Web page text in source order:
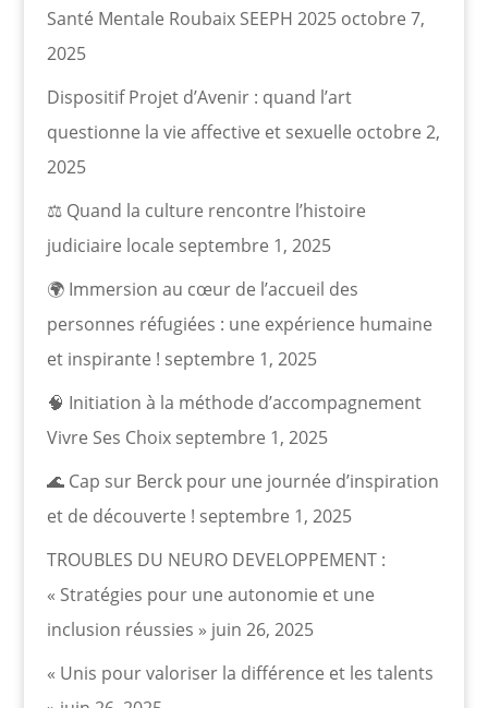
Santé Mentale Roubaix SEEPH 2025 octobre 7,
2025
Dispositif Projet d’Avenir : quand l’art
questionne la vie affective et sexuelle octobre 2,
2025
⚖️ Quand la culture rencontre l’histoire
judiciaire locale septembre 1, 2025
🌍 Immersion au cœur de l’accueil des
personnes réfugiées : une expérience humaine
et inspirante ! septembre 1, 2025
🧠 Initiation à la méthode d’accompagnement
Vivre Ses Choix septembre 1, 2025
🌊 Cap sur Berck pour une journée d’inspiration
et de découverte ! septembre 1, 2025
TROUBLES DU NEURO DEVELOPPEMENT :
« Stratégies pour une autonomie et une
inclusion réussies » juin 26, 2025
« Unis pour valoriser la différence et les talents